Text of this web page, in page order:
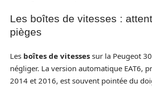
Les boîtes de vitesses :
pièges
Les boîtes de vitesses sur la Peugeot
négliger. La version automatique EAT6,
2014 et 2016, est souvent pointée du